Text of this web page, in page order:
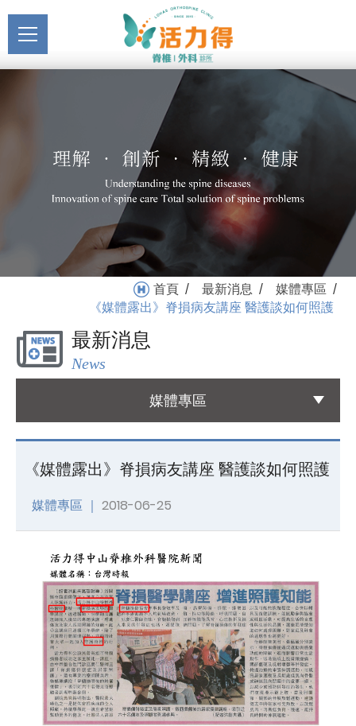
《媒體露出》脊損病友講
座 醫護談如何照護_媒體專
區_最新消息 | 活力得脊椎
主選單關於活力得
醫療服務
Medical Service
Registration
就醫指南
Medical Instruction
衛教專區
Health Education
友善連結
Links
首頁 / 最新消息 / 媒體專區 /
《媒體露出》脊損病友講座 醫護談如何照護
最新消息
News
媒體專區
《媒體露出》脊損病友講座 醫護談如何照護
媒體專區 ｜ 2018-06-25